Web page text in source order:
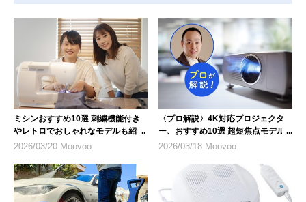
ミシンおすすめ10選 刺繍機能付き
やレトロでおしゃれなモデルも紹介
2026/03/20 Moovoo
〈プロ解説〉4K対応プロジェクタ
ー、おすすめ10選 超短焦点モデル
にも注目
2026/03/18 Moovoo